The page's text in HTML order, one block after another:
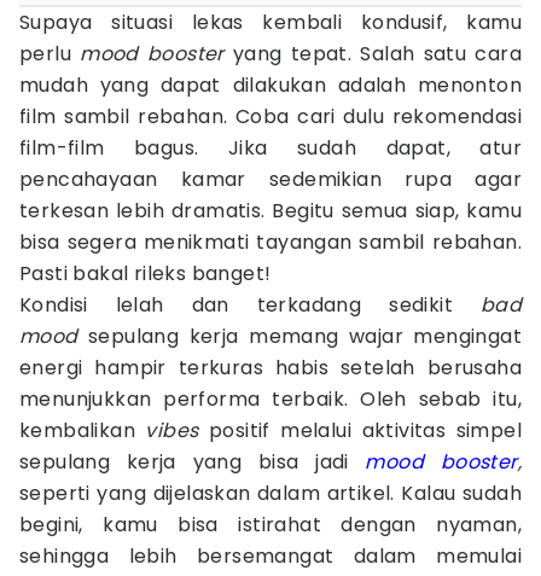
Supaya situasi lekas kembali kondusif, kamu
perlu mood booster yang tepat. Salah satu cara
mudah yang dapat dilakukan adalah menonton
film sambil rebahan. Coba cari dulu rekomendasi
film-film bagus. Jika sudah dapat, atur
pencahayaan kamar sedemikian rupa agar
terkesan lebih dramatis. Begitu semua siap, kamu
bisa segera menikmati tayangan sambil rebahan.
Pasti bakal rileks banget!
Kondisi lelah dan terkadang sedikit bad
moodsepulang kerja memang wajar mengingat
energi hampir terkuras habis setelah berusaha
menunjukkan performa terbaik. Oleh sebab itu,
kembalikan vibes positif melalui aktivitas simpel
sepulang kerja yang bisa jadi mood booster,
seperti yang dijelaskan dalam artikel. Kalau sudah
begini, kamu bisa istirahat dengan nyaman,
sehingga lebih bersemangat dalam memulai